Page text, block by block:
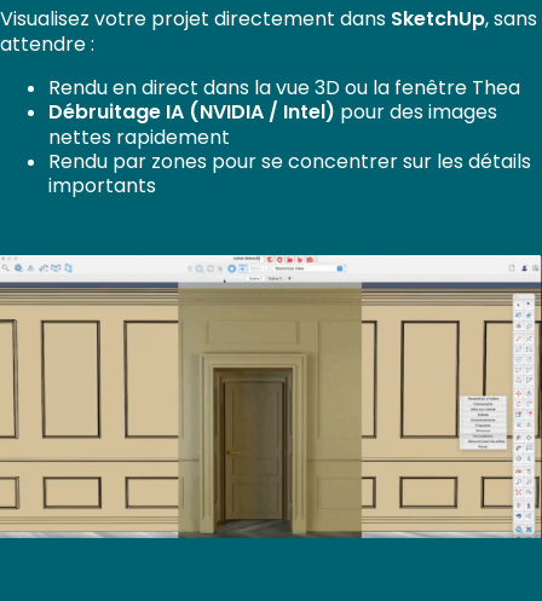
Visualisez votre projet directement dans SketchUp, sans
attendre :
Rendu en direct dans la vue 3D ou la fenêtre Thea
Débruitage IA (NVIDIA / Intel) pour des images
nettes rapidement
Rendu par zones pour se concentrer sur les détails
importants